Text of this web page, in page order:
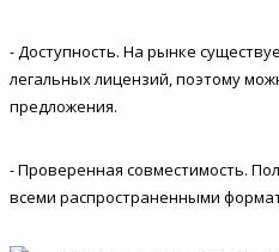
- Доступность. На рынке
легальных лицензий, поэтому
предложения.
- Проверенная совместимость.
всеми распространенными